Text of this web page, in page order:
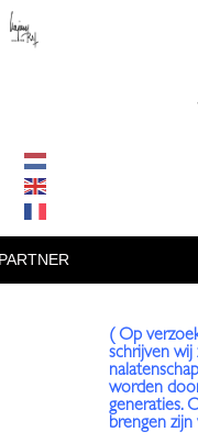
( Op
schrijven wij
worden
generaties.
brengen